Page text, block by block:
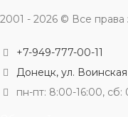
абразивный слой,
2001 - 2026 © Все
+7-949-777-00-11
Донецк, ул. Воинская
пн-пт: 8:00-16:00, сб: